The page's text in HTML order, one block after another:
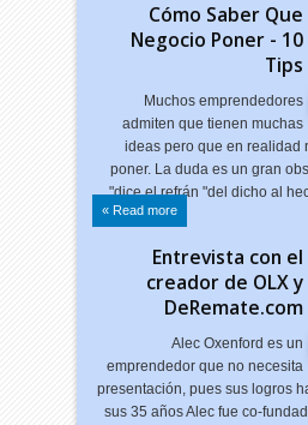
Cómo Saber Que
Negocio Poner - 10
Tips
Muchos emprendedores
admiten que tienen muchas
ideas pero que en realidad
poner. La duda es un gran
dice el refrán "del dicho al
Read more »
Entrevista con el
creador de OLX y
DeRemate.com
Alec Oxenford es un
emprendedor que no necesita
presentación, pues sus logros
sus 35 años Alec fue co-